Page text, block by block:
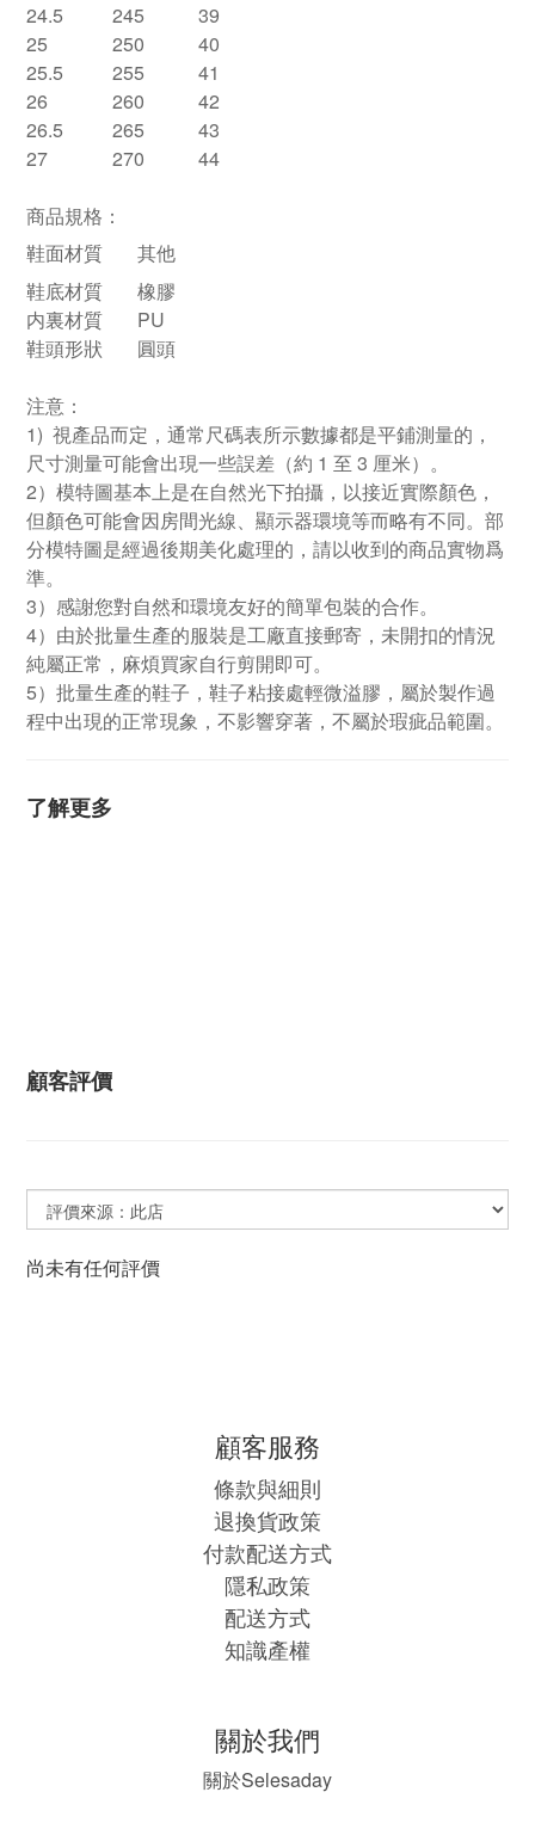
24.5
245
39
25
250
40
25.5
255
41
26
260
42
26.5
265
43
27
270 44
商品規格：
鞋面材質
其他
鞋底材質
橡膠
内裏材質
PU
鞋頭形狀
圓頭
注意：
1) 視產品而定，通常尺碼表所示數據都是平鋪測量的，
尺寸測量可能會出現一些誤差（約 1 至 3 厘米）。
2）模特圖基本上是在自然光下拍攝，以接近實際顏色，
但顏色可能會因房間光線、顯示器環境等而略有不同。部
分模特圖是經過後期美化處理的，請以收到的商品實物爲
準。
3）感謝您對自然和環境友好的簡單包裝的合作。
4）由於批量生產的服裝是工廠直接郵寄，未開扣的情況
純屬正常，麻煩買家自行剪開即可。
5）批量生產的鞋子，鞋子粘接處輕微溢膠，屬於製作過
程中出現的正常現象，不影響穿著，不屬於瑕疵品範圍。
了解更多
顧客評價
尚未有任何評價
顧客服務
條款與細則
退換貨政策
付款配送方式
隱私政策
配送方式
知識產權
關於我們
關於Selesaday